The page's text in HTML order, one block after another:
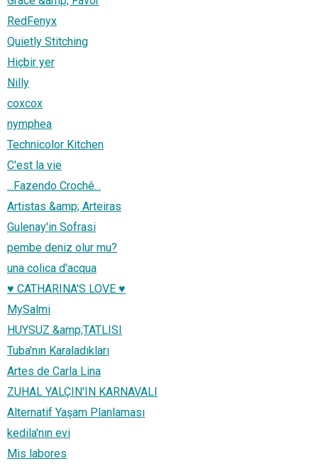
RedFenyx
Quietly Stitching
Hiçbir yer
Nilly
coxcox
nymphea
Technicolor Kitchen
C'est la vie
...Fazendo Crochê...
Artistas &amp; Arteiras
Gulenay'in Sofrasi
pembe deniz olur mu?
una colica d'acqua
♥ CATHARINA'S LOVE ♥
MySalmi
HUYSUZ &amp;TATLISI
Tuba'nın Karaladıkları
Artes de Carla Lina
ZUHAL YALÇIN'IN KARNAVALI
Alternatif Yaşam Planlaması
kedila'nın evi
Mis labores